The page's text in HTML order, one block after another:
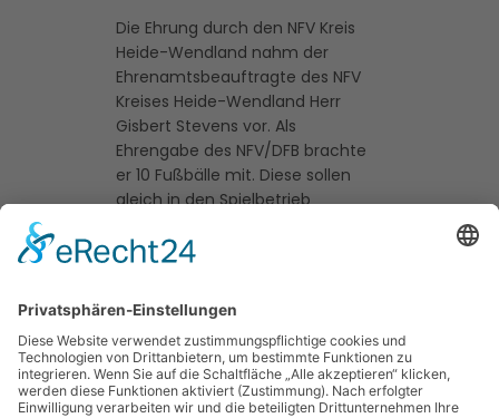
Die Ehrung durch den NFV Kreis
Heide-Wendland nahm der
Ehrenamtsbeauftragte des NFV
Kreises Heide-Wendland Herr
Gisbert Stevens vor. Als
Ehrengabe des NFV/DFB brachte
er 10 Fußbälle mit. Diese sollen
gleich in den Spielbetrieb
weiteren Ehrengaben werden
Jahreshauptversammlung im
Februar übergeben.
Herzlichen Glückwunsch!